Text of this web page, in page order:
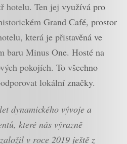
hotelu. Ten jej využívá pro
Grand Café, prostor
která je přistavěná ve
baru Minus One. Hosté na
pokojích. To všechno
lokální značky.
dynamického vývoje a
které nás výrazně
v roce 2019 ještě z